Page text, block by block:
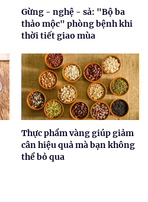
Gừng - nghệ - sả: "Bộ ba
thảo mộc" phòng bệnh khi
thời tiết giao mùa
Thực phẩm vàng giúp giảm
cân hiệu quả mà bạn không
thể bỏ qua